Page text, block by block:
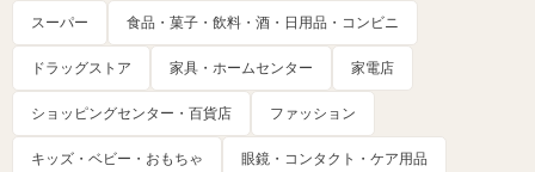
スーパー 食品・菓子・飲料・酒・日用品・コンビニ
ドラッグストア 家具・ホームセンター 家電店
ショッピングセンター・百貨店 ファッション
キッズ・ベビー・おもちゃ 眼鏡・コンタクト・ケア用品